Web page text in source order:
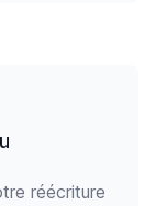
réécriture